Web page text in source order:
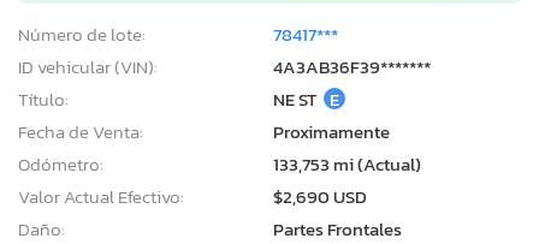
Número de lote:
78417***
ID vehicular (VIN):
4A3AB36F39*******
Título:
NE ST E
Fecha de Venta:
Proximamente
Odómetro:
133,753 mi (Actual)
Valor Actual Efectivo:
$2,690 USD
Daño:
Partes Frontales